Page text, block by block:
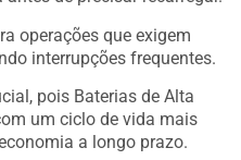
operações que exigem
interrupções frequentes.
pois Baterias de Alta
um ciclo de vida mais
a longo prazo.